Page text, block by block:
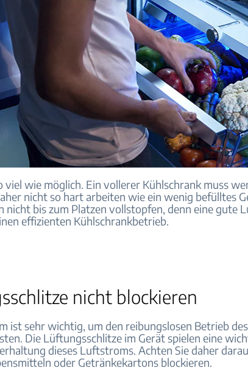
viel wie möglich. Ein vollerer Kühlschrank muss
nicht so hart arbeiten wie ein wenig befülltes
nicht bis zum Platzen vollstopfen, denn eine gute
effizienten Kühlschrankbetrieb.
nicht blockieren
ist sehr wichtig, um den reibungslosen Betrieb
Die Lüftungsschlitze im Gerät spielen eine
dieses Luftstroms. Achten Sie daher
oder Getränkekartons blockieren.